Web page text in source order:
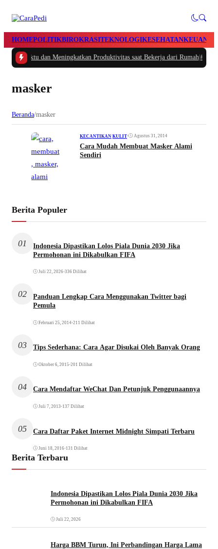
HOMEPOLITIKBIROKRASITEKNOLOGIKESEHATAN
Waktu dan Meningkatkan Produktivitas saat Bekerja dari Rumah|#2 -
masker
Beranda/masker
KECANTIKAN KULIT• Agustus 31, 2014
Cara Mudah Membuat Masker Alami
Sendiri
Berita Populer
01
Indonesia Dipastikan Lolos Piala Dunia 2030 Jika
Permohonan ini Dikabulkan FIFA
Juli 22, 2026•336 Dilihat
02
Panduan Lengkap Cara Menggunakan Twitter bagi
Pemula
Februari 25, 2014•211 Dilihat
03 Tips Sederhana: Cara Agar Disukai Oleh Banyak Orang
Oktober 6, 2015 •201 Dilihat
04 Cara Mendaftar WeChat Dan Petunjuk Penggunaannya
Juli 7, 2013 •137 Dilihat
05 Cara Daftar Paket Internet Midnight Simpati Terbaru
Juni 18, 2016•131 Dilihat
Berita Terbaru
Indonesia Dipastikan Lolos Piala Dunia 2030 Jika
Permohonan ini Dikabulkan FIFA
Juli 22, 2026
Harga BBM Turun, Ini Perbandingan Harga Lama